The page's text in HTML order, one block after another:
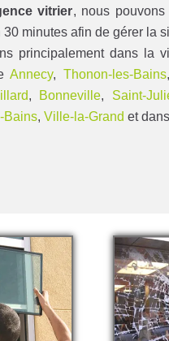
vitrier, nous
minutes afin de gérer la
principalement dans la
Annecy, Thonon-les-Bains,
, Bonneville, Saint-
Bains,Ville-la-Grand et